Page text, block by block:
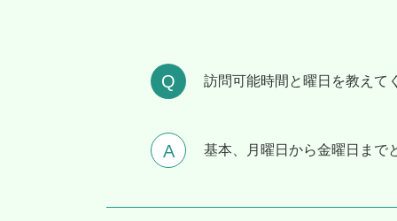
訪問可能時間と曜⽇を教えて
基本、月曜日から金曜日まで